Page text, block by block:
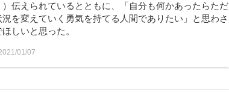
）伝えられているとともに、「自分も何かあったらただ
を変えていく勇気を持てる人間でありたい」と思わさ
しいと思った。
01/07